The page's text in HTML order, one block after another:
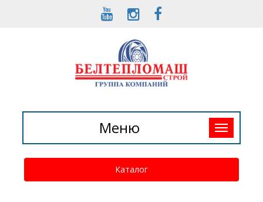
Toggle
navigation
Меню
Каталог